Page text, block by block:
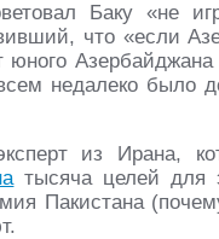
Баку «не
что «если
недалеко было
из Ирана,
тысяча целей для
Пакистана